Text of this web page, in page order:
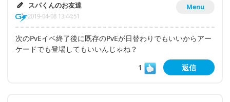
Menu
スパくんのお友達
2019-04-08 13:44:51
次のPvEイベ終了後に既存のPvEが日替わりでもいいからアー
ケードでも登場してもいいんじゃね？
1
返信